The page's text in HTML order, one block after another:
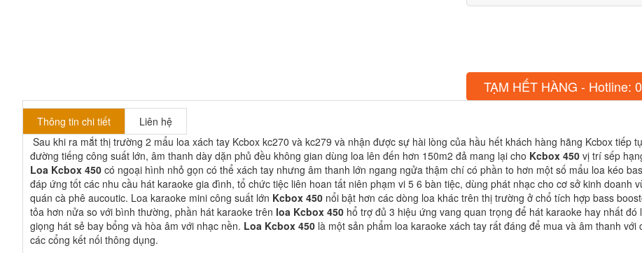
TẠM HẾT HÀNG - Hotline:
Thông tin chi tiết
Liên hệ
Sau khi ra mắt thị trường 2 mẩu loa xách tay Kcbox kc270 và kc279 và nhận được sự hài lòng của hầu hết khách hàng hãng Kcbox tiếp
đường tiếng công suất lớn, âm thanh dày dặn phủ đều không gian dùng loa lên đến hơn 150m2 đả mang lại cho Kcbox 450 vị trí sếp
Loa Kcbox 450 có ngoại hình nhỏ gọn có thể xách tay nhưng âm thanh lớn ngang ngửa thậm chí có phần to hơn một số mẩu loa kéo
đáp ứng tốt các nhu cầu hát karaoke gia đình, tổ chức tiệc liên hoan tất niên phạm vi 5 6 bàn tiệc, dùng phát nhạc cho cơ sở kinh doanh
quán cà phê aucoutic. Loa karaoke mini công suất lớn Kcbox 450 nổi bật hơn các dòng loa khác trên thị trường ở chổ tích hợp bass
tỏa hơn nửa so với bình thường, phần hát karaoke trên loa Kcbox 450 hổ trợ đủ 3 hiệu ứng vang quan trọng để hát karaoke hay nhất
giọng hát sẻ bay bổng và hòa âm với nhạc nền. Loa Kcbox 450 là một sản phẩm loa karaoke xách tay rất đáng để mua và âm thanh
các cổng kết nối thông dụng.